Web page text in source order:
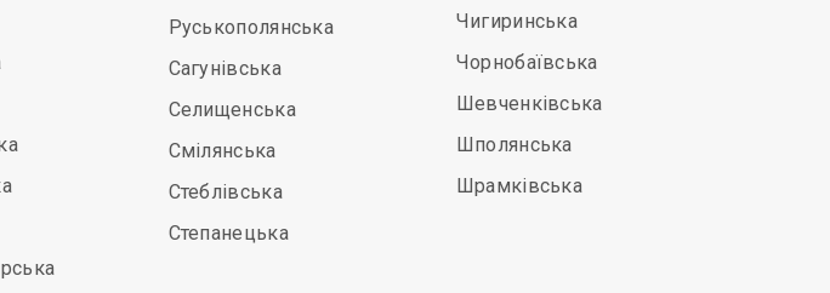
Руськополянська
Сагунівська
Селищенська
Смілянська
Стеблівська
Степанецька
Чигиринська
Чорнобаївська
Шевченківська
Шполянська
Шрамківська